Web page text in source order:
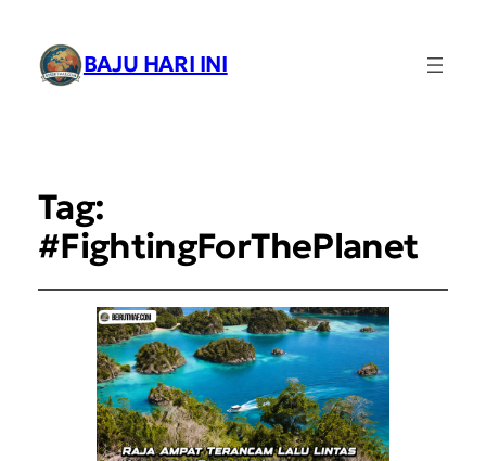
BAJU HARI INI
Tag:
#FightingForThePlanet